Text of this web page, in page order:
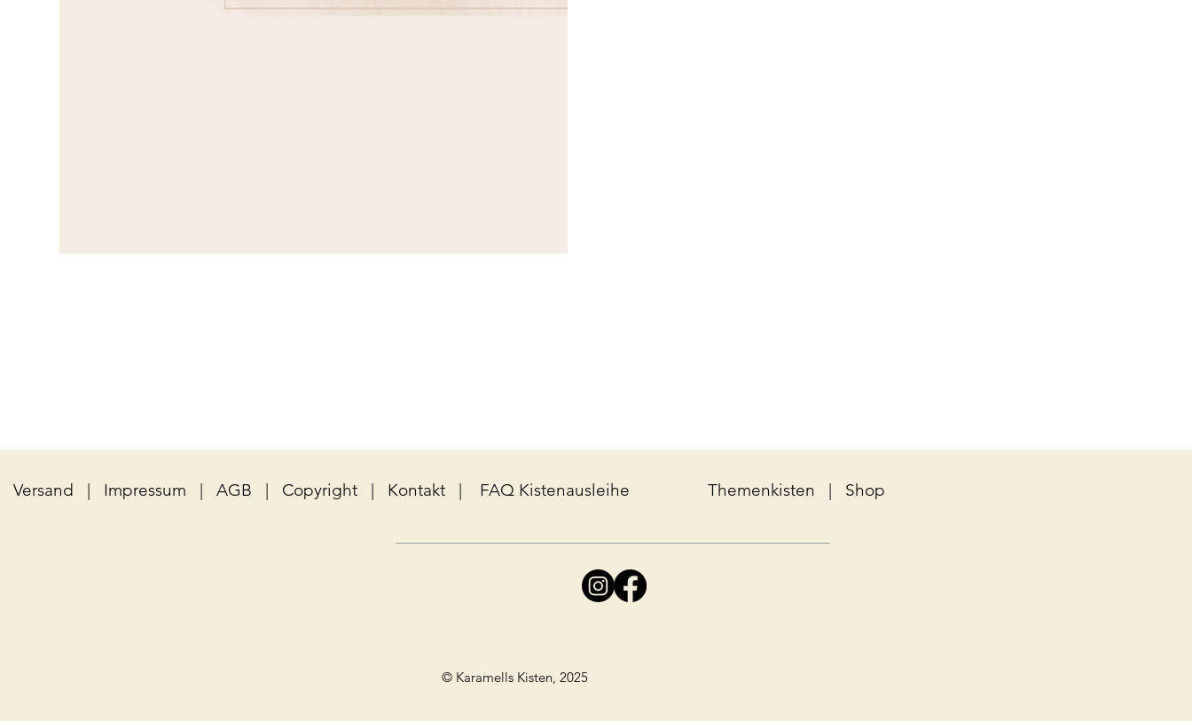
Versand | Impressum |AGB | Copyright | Kontakt | FAQ Kistenausleihe Themenkisten | Shop
© Karamells Kisten, 2025